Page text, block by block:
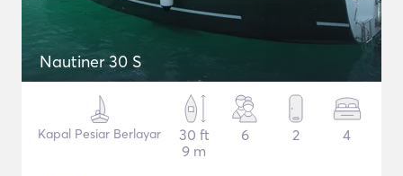
Nautiner 30 S
Kapal Pesiar Berlayar
30 ft
9 m
6 2 4